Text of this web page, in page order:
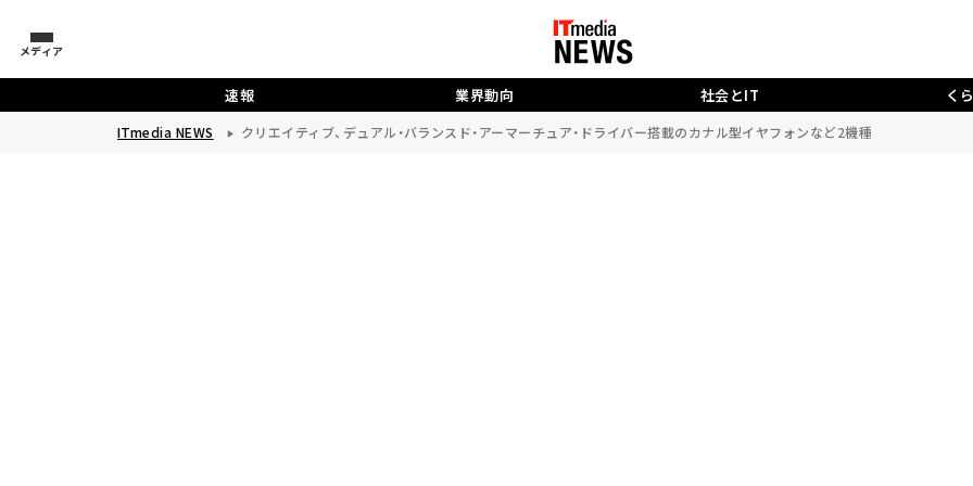
メディア
速報 業界動向 社会とIT く
ITmedia NEWS クリエイティブ、デュアル・バランスド・アーマーチュア・ドライバー搭載のカナル型イヤフォンなど2機種